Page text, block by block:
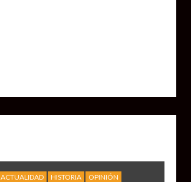
ACTUALIDAD HISTORIA OPINIÓN